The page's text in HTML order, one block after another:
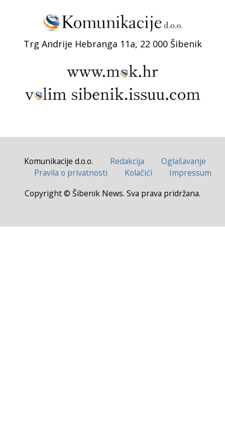
Trg Andrije Hebranga 11a, 22 000 Šibenik
Komunikacije d.o.o. Redakcija
Oglašavanje
Pravila o privatnosti
Kolačići
Impressum
Copyright © Šibenik News. Sva prava pridržana.